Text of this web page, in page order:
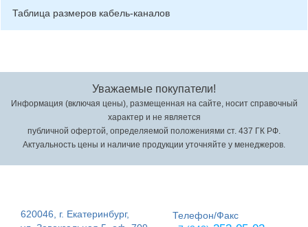
Таблица размеров кабель-каналов
Уважаемые покупатели!
Информация (включая цены), размещенная на сайте, носит справочный
характер и не является
публичной офертой, определяемой положениями ст. 437 ГК РФ.
Актуальность цены и наличие продукции уточняйте у менеджеров.
620046, г. Екатеринбург,
Телефон/Факс